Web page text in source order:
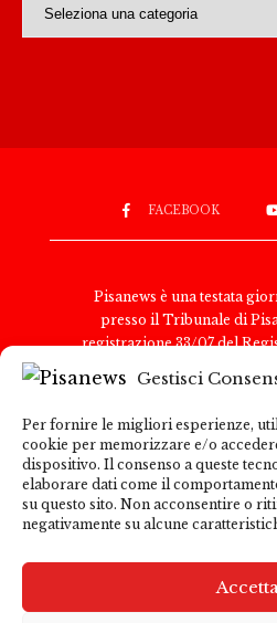
Gestisci
Per fornire le migliori esperienze,
cookie per memorizzare e/o
dispositivo. Il consenso a queste
elaborare dati come il
su questo sito. Non acconsentire o
negativamente su alcune
Accetta
FACEBOOK
Pisanews è una testata
presso il Tribunale di
registrazione 33/07 del
responsabile è
con sede legale in Via del
Partita IVA e Codice
Per comunicazioni
redazione@pisanews.net
pubblicitarie:
responsabilità per i